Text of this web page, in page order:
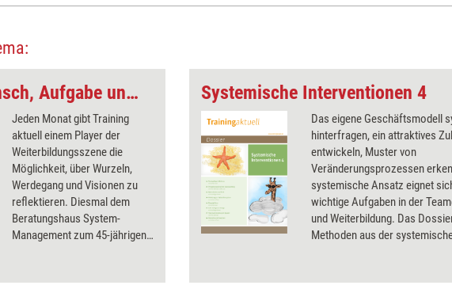
'Integration von Mensch, Aufgabe und Organisation'
Jeden Monat gibt Training
aktuell einem Player der
Weiterbildungsszene die
Möglichkeit, über Wurzeln,
Werdegang und Visionen zu
reflektieren. Diesmal dem
Beratungshaus System-
Management zum 45-jährigen
Systemische Interventionen 4
Das eigene Geschäftsmodell
hinterfragen, ein attraktives
entwickeln, Muster von
Veränderungsprozessen
systemische Ansatz eignet
wichtige Aufgaben in der
und Weiterbildung. Das
Methoden aus der